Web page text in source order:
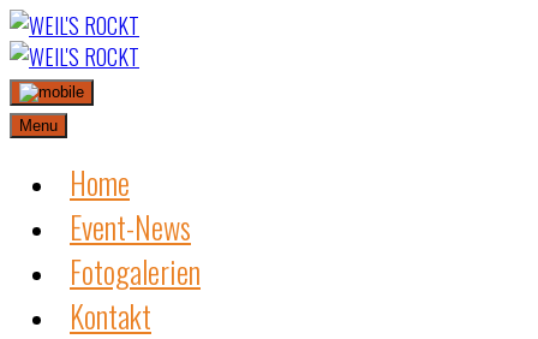
Skip
to
content
Menu
Home
Event-News
Fotogalerien
Kontakt